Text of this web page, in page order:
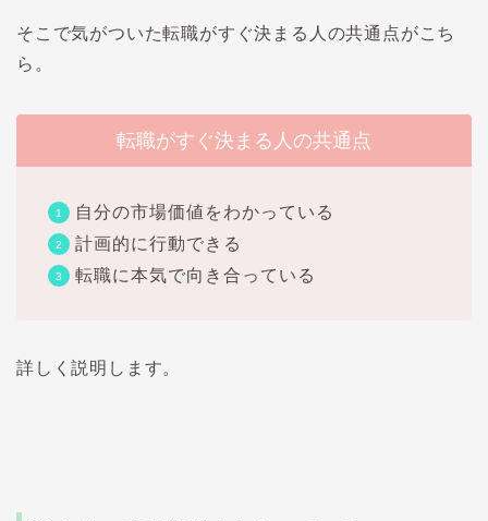
そこで気がついた転職がすぐ決まる人の共通点がこち
ら。
転職がすぐ決まる人の共通点
自分の市場価値をわかっている
計画的に行動できる
転職に本気で向き合っている
詳しく説明します。